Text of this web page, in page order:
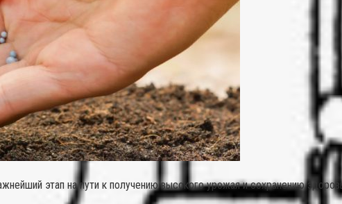
этап на пути к получению высокого урожая и сохранению